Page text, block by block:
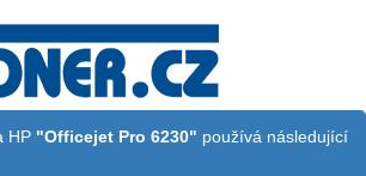
HP "Officejet Pro 6230" používá následující